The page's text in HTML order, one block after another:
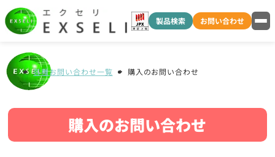
製品検索 お問い合わせ
各種お問い合わせ一覧 購入のお問い合わせ
購入のお問い合わせ